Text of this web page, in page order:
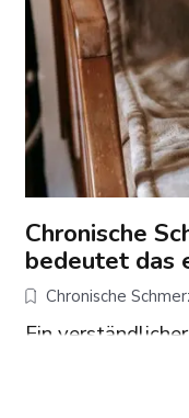
Chronische
bedeutet das
Chronische
Ein